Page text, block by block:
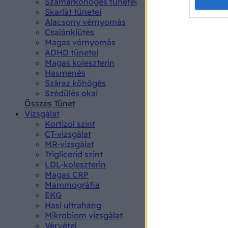
Skarlát tünetei
Alacsony vérnyomás
Csalánkiütés
Magas vérnyomás
ADHD tünetei
Magas koleszterin
Hasmenés
Száraz köhögés
Szédülés okai
Összes Tünet
Vizsgálat
Kortizol szint
CT-vizsgálat
MR-vizsgálat
Triglicerid szint
LDL-koleszterin
Magas CRP
Mammográfia
EKG
Hasi ultrahang
Mikrobiom vizsgálat
Vérvétel